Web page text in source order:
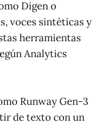
Digen o
voces sintéticas y
herramientas
Analytics
Runway Gen-3
de texto con un